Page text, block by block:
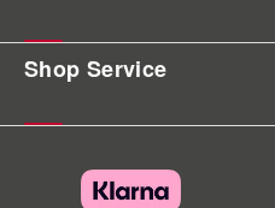
Shop Service